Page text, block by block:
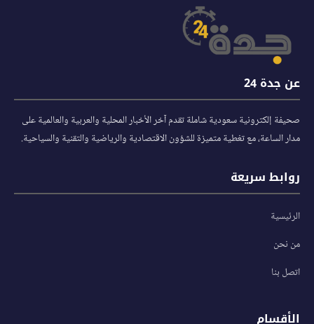
عن جدة 24
صحيفة إلكترونية سعودية شاملة تقدم آخر الأخبار المحلية والعربية والعالمية على
مدار الساعة، مع تغطية متميزة للشؤون الاقتصادية والرياضية والتقنية والسياحية.
روابط سريعة
الرئيسية
من نحن
اتصل بنا
الأقسام